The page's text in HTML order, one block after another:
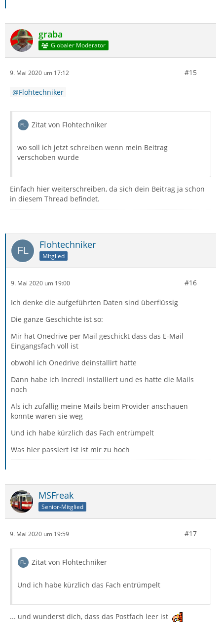
graba
Globaler Moderator
9. Mai 2020 um 17:12 #15
Flohtechniker
Zitat von Flohtechniker
wo soll ich jetzt schreiben wenn mein Beitrag
verschoben wurde
Einfach hier weiterschreiben, da sich dein Beitrag ja schon
in diesem Thread befindet.
Flohtechniker
Mitglied
9. Mai 2020 um 19:00 #16
Ich denke die aufgeführten Daten sind überflüssig
Die ganze Geschichte ist so:
Mir hat Onedrive per Mail geschickt dass das E-Mail
Eingangsfach voll ist
obwohl ich Onedrive deinstallirt hatte
Dann habe ich Incredi installiert und es hatte die Mails
noch
Als ich zufällig meine Mails beim Provider anschauen
konnte waren sie weg
Und ich habe kürzlich das Fach entrümpelt
Was hier passiert ist ist mir zu hoch
MSFreak
Senior-Mitglied
9. Mai 2020 um 19:59 #17
Zitat von Flohtechniker
Und ich habe kürzlich das Fach entrümpelt
... und wunderst dich, dass das Postfach leer ist